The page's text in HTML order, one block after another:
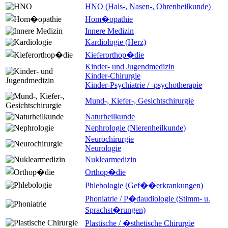
HNO (Hals-, Nasen-, Ohrenheilkunde)
Hom�opathie
Innere Medizin
Kardiologie (Herz)
Kieferorthop�die
Kinder- und Jugendmedizin
Kinder-Chirurgie
Kinder-Psychiatrie / -psychotherapie
Mund-, Kiefer-, Gesichtschirurgie
Naturheilkunde
Nephrologie (Nierenheilkunde)
Neurochirurgie
Neurologie
Nuklearmedizin
Orthop�die
Phlebologie (Gef��erkrankungen)
Phoniatrie / P�daudiologie (Stimm- u.
Sprachst�rungen)
Plastische / �sthetische Chirurgie